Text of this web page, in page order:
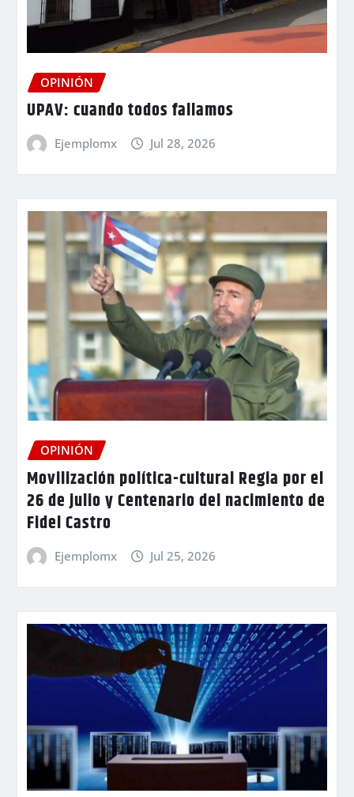
OPINIÓN
UPAV: cuando todos fallamos
Ejemplomx Jul 28, 2026
OPINIÓN
Movilización política-cultural Regia por el
26 de julio y Centenario del nacimiento de
Fidel Castro
Ejemplomx Jul 25, 2026